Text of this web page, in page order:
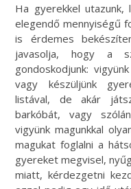
Ha gyerekkel utazunk,
elegendő mennyiségű
is érdemes
javasolja, hogy a
gondoskodjunk:
vagy készüljünk
listával, de akár
barkóbát, vagy
vigyünk magunkkal
magukat foglalni a
gyereket megvisel,
miatt, kérdezgetni